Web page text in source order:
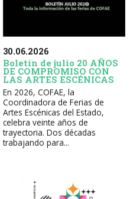
30.06.2026
Boletín de julio 20 AÑOS
DE COMPROMISO CON
LAS ARTES ESCÉNICAS
En 2026, COFAE, la
Coordinadora de Ferias de
Artes Escénicas del Estado,
celebra veinte años de
trayectoria. Dos décadas
trabajando para...